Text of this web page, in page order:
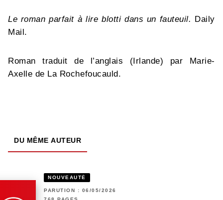
Le roman parfait à lire blotti dans un fauteuil.
Daily
Mail.
Roman traduit de l’anglais (Irlande) par Marie-
Axelle de La Rochefoucauld.
DU MÊME AUTEUR
NOUVEAUTÉ
PARUTION : 06/05/2026